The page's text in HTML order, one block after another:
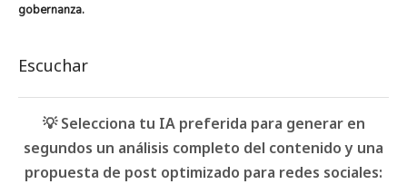
gobernanza.
Escuchar
💡 Selecciona tu IA preferida para generar en
segundos un análisis completo del contenido y una
propuesta de post optimizado para redes sociales: